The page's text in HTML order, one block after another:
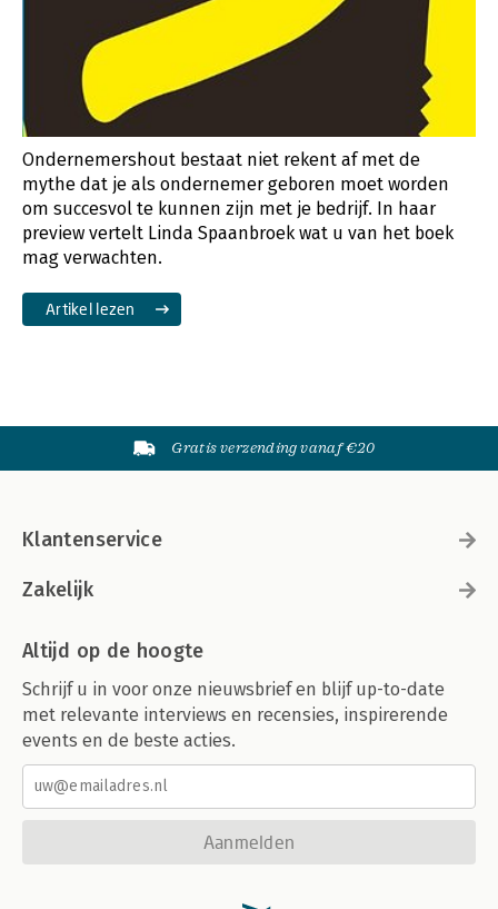
Ondernemershout bestaat niet rekent af met de
mythe dat je als ondernemer geboren moet worden
om succesvol te kunnen zijn met je bedrijf. In haar
preview vertelt Linda Spaanbroek wat u van het boek
mag verwachten.
Artikel lezen
Gratis verzending vanaf €20
Klantenservice
Zakelijk
Altijd op de hoogte
Schrijf u in voor onze nieuwsbrief en blijf up-to-date
met relevante interviews en recensies, inspirerende
events en de beste acties.
Aanmelden